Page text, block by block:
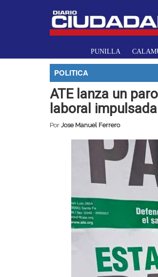
PUNILLA
POLITICA
ATE lanza un
laboral
Por Jose Manuel Ferrero